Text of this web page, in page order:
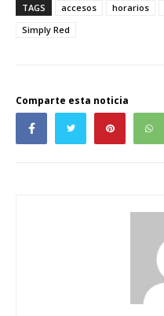
TAGS
accesos horarios
Simply Red
Comparte esta noticia